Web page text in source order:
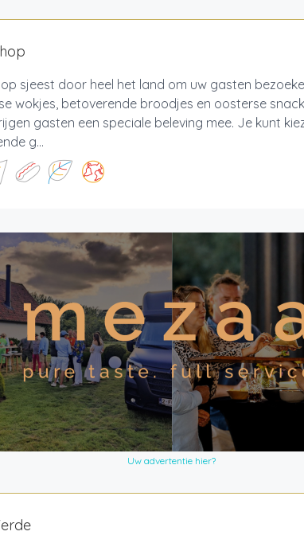
sjeest door heel het land om uw gasten
wokjes, betoverende broodjes en oosterse
gasten een speciale beleving mee. Je kunt
g...
Uw advertentie hier?